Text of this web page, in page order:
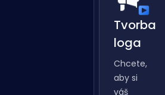
Tvorba
loga